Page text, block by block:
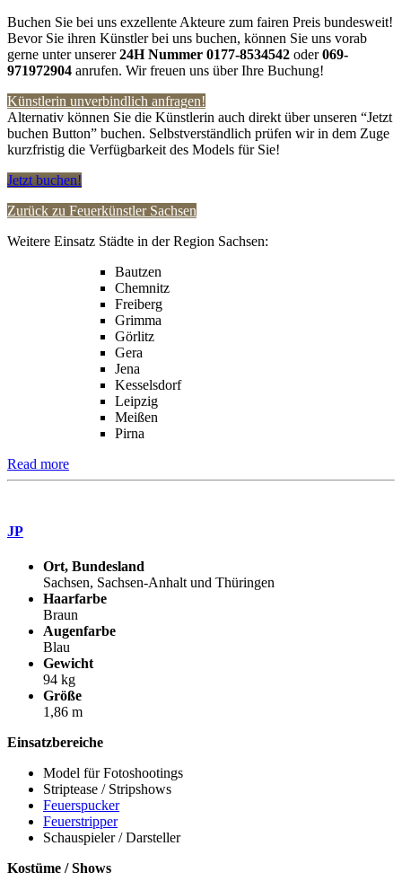
Buchen Sie bei uns exzellente Akteure zum fairen Preis bundesweit!
Bevor Sie ihren Künstler bei uns buchen, können Sie uns vorab
gerne unter unserer24H Nummer 0177-8534542 oder069-
971972904 anrufen. Wir freuen uns über Ihre Buchung!
Künstlerin unverbindlich anfragen!
Alternativ können Sie die Künstlerin auch direkt über unseren “Jetzt
buchen Button” buchen. Selbstverständlich prüfen wir in dem Zuge
kurzfristig die Verfügbarkeit des Models für Sie!
Jetzt buchen!
Zurück zu Feuerkünstler Sachsen
Weitere Einsatz Städte in der Region Sachsen:
Bautzen
Chemnitz
Freiberg
Grimma
Görlitz
Gera
Jena
Kesselsdorf
Leipzig
Meißen
Pirna
Read more
JP
Ort, Bundesland
Sachsen, Sachsen-Anhalt und Thüringen
Haarfarbe
Braun
Augenfarbe
Blau
Gewicht
94 kg
Größe
1,86 m
Einsatzbereiche
Model für Fotoshootings
Striptease / Stripshows
Feuerspucker
Feuerstripper
Schauspieler / Darsteller
Kostüme / Shows